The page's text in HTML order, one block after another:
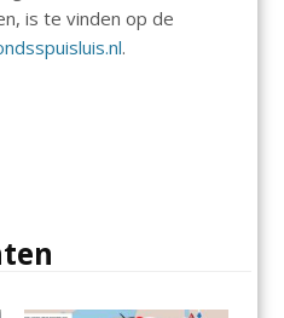
is te vinden op de
.